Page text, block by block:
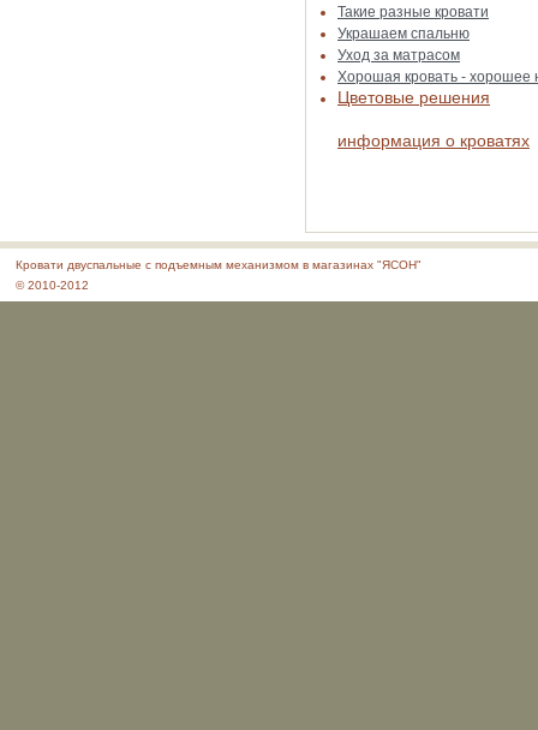
Такие разные кровати
Украшаем спальню
Уход за матрасом
Хорошая кровать - хорошее
Цветовые решения
информация о кроватях
Кровати двуспальные с подъемным механизмом в магазинах "ЯСОН"
© 2010-2012